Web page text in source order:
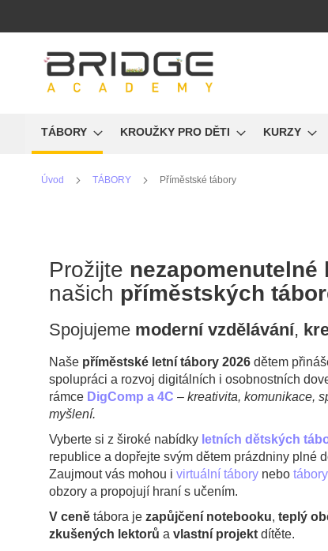
na
TÁBORY KROUŽKY PRO DĚTI KURZY
Úvod TÁBORY Příměstské tábory
Prožijte nezapomenutelné
našich příměstských
Spojujeme moderní vzdělávání,
Naše příměstské letní tábory 2026 dětem
spolupráci a rozvoj digitálních i osobnostních
rámce DigComp a 4C – kreativita, komunikace,
myšlení.
Vyberte si z široké nabídky letních dětských
republice a dopřejte svým dětem prázdniny plné
Zaujmout vás mohou i virtuální tábory nebo
obzory a propojují hraní s učením.
V ceně tábora je zapůjčení notebooku, teplý
zkušených lektorů a vlastní projekt dítěte.